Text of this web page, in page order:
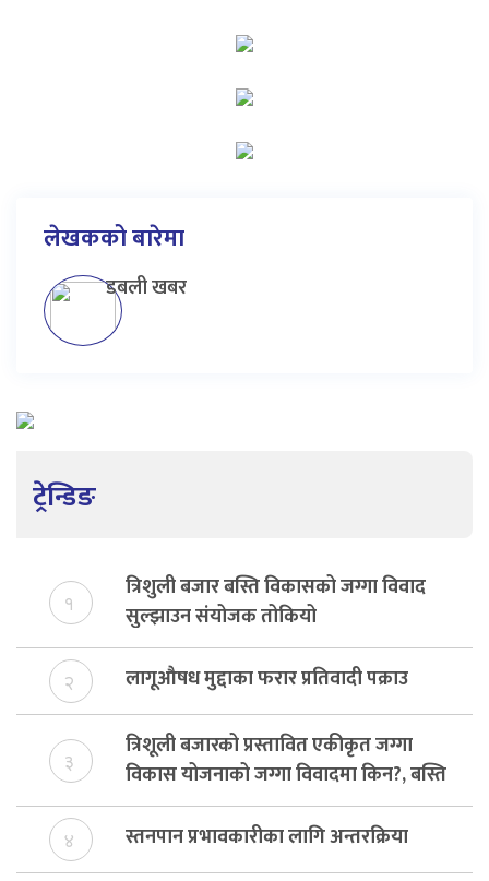
लेखकको बारेमा
डबली खबर
ट्रेन्डिङ
१
त्रिशुली बजार बस्ति विकासको जग्गा विवाद
सुल्झाउन संयोजक तोकियो
२ लागूऔषध मुद्दाका फरार प्रतिवादी पक्राउ
३
त्रिशूली बजारको प्रस्तावित एकीकृत जग्गा
विकास योजनाको जग्गा विवादमा किन?, बस्ति
विकास दर्ता नभए समिति विघटन हुने
४ स्तनपान प्रभावकारीका लागि अन्तरक्रिया